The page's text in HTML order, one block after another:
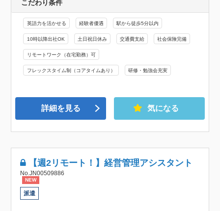
こだわり条件
英語力を活かせる 経験者優遇 駅から徒歩5分以内
10時以降出社OK 土日祝日休み 交通費支給 社会保険完備
リモートワーク（在宅勤務）可
フレックスタイム制（コアタイムあり） 研修・勉強会充実
詳細を見る 気になる
【週2リモート！】経営管理アシスタント
No.JN00509886
NEW
派遣